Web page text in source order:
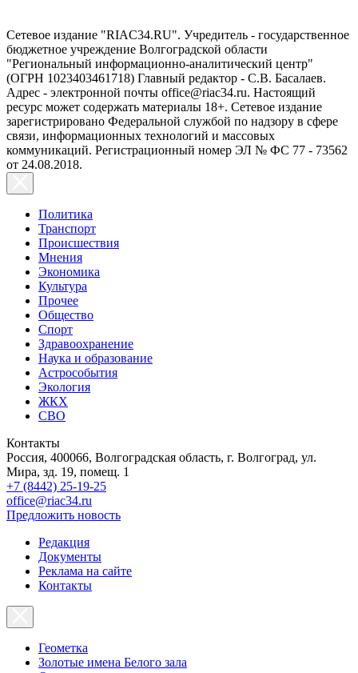
Сетевое издание "RIAC34.RU". Учредитель - государственное
бюджетное учреждение Волгоградской области
"Региональный информационно-аналитический центр"
(ОГРН 1023403461718) Главный редактор - С.В. Басалаев.
Адрес - электронной почты office@riac34.ru. Настоящий
ресурс может содержать материалы 18+. Сетевое издание
зарегистрировано Федеральной службой по надзору в сфере
связи, информационных технологий и массовых
коммуникаций. Регистрационный номер ЭЛ № ФС 77 - 73562
от 24.08.2018.
Политика
Транспорт
Происшествия
Мнения
Экономика
Культура
Прочее
Общество
Спорт
Здравоохранение
Наука и образование
Астрособытия
Экология
ЖКХ
СВО
Контакты
Россия, 400066, Волгоградская область, г. Волгоград, ул.
Мира, зд. 19, помещ. 1
+7 (8442) 25-19-25
office@riac34.ru
Предложить новость
Редакция
Документы
Реклама на сайте
Контакты
Геометка
Золотые имена Белого зала